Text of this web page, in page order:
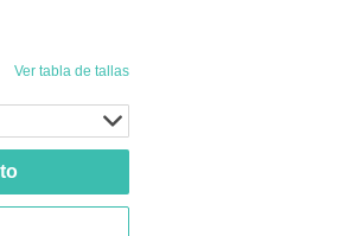
Ver tabla de tallas